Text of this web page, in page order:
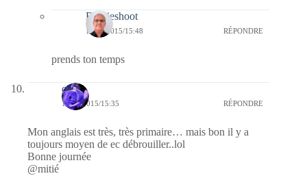
Bernieshoot
17/03/2015/15:48 RÉPONDRE
prends ton temps
covix
17/03/2015/15:35 RÉPONDRE
Mon anglais est très, très primaire… mais bon il y a
toujours moyen de ec débrouiller..lol
Bonne journée
@mitié